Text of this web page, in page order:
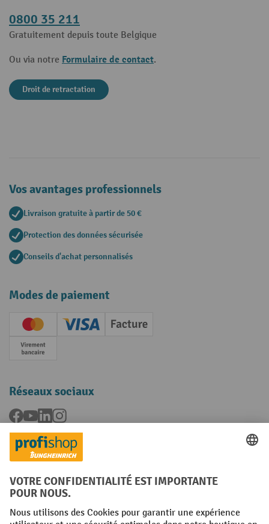
0800 35 211
Gratuitement depuis toute Belgique
Ou via notre Formulaire de contact.
Droit de retractation
Vos avantages professionnels
Livraison gratuite à partir de 50 €
Protection des données sécurisée
Conseils d'achat personnalisés
Modes de paiement
Creditcard (Master)Creditcard (Visa)
Facture
Paiement anticipé
Réseaux sociaux
Facebook
YouTubeLinkedInInstagram
Langues
FR NL